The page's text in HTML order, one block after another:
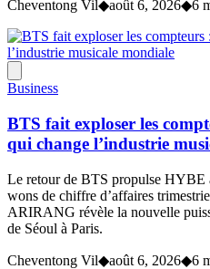
Cheventong Vil◆août 6, 2026◆6
Business
BTS fait exploser les
qui change l’industrie
Le retour de BTS propulse HYBE
wons de chiffre d’affaires
ARIRANG révèle la nouvelle
de Séoul à Paris.
Cheventong Vil◆août 6, 2026◆6